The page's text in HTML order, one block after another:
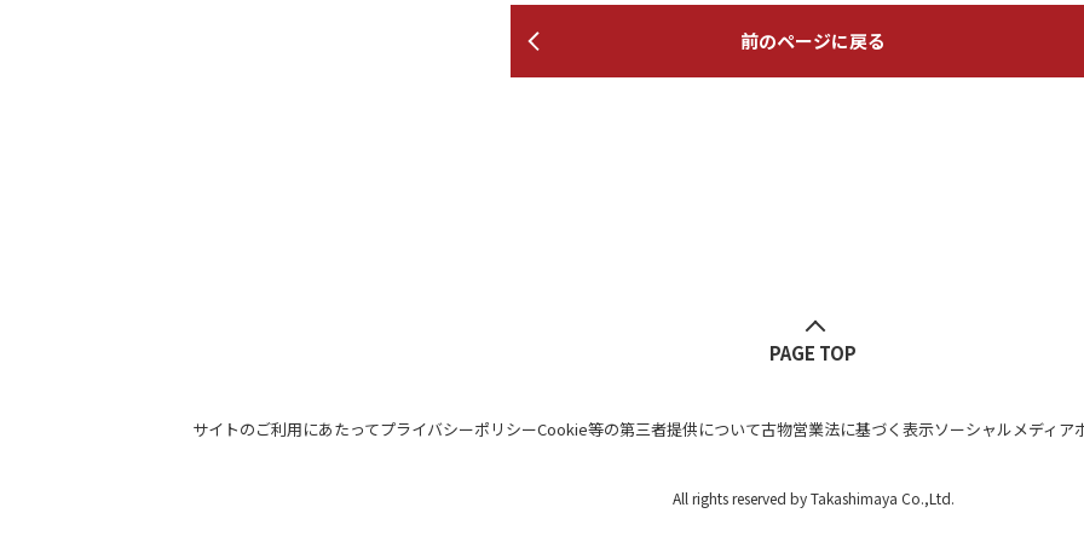
前のページに戻る
PAGE TOP
サイトのご利用にあたってプライバシーポリシーCookie等の第三者提供について古物営業法に基づく表示ソーシャルメディア
All rights reserved by Takashimaya Co.,Ltd.